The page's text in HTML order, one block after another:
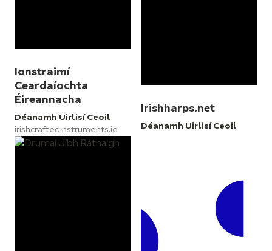
Ionstraimí
Ceardaíochta
Éireannacha
Déanamh Uirlisí Ceoil
irishcraftedinstruments.ie
Irishharps.net
Déanamh Uirlisí Ceoil